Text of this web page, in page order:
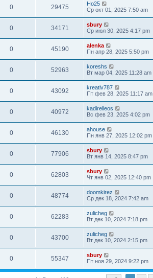
0 29475
Ho25
Ср окт 01, 2025 7:50 am
0 34171
sbury
Ср июл 30, 2025 4:17 pm
0 45190
alenka
Пн апр 28, 2025 5:50 pm
0 52963
koreshs
Вт мар 04, 2025 11:28 am
0 43092
kreativ787
Пт фев 28, 2025 11:17 am
0 40972
kadirelleos
Вс фев 23, 2025 4:02 pm
0 46130
ahouse
Пн янв 27, 2025 12:02 pm
0 77906
sbury
Вт янв 14, 2025 8:47 pm
0 62803
sbury
Чт янв 02, 2025 12:40 pm
0 48774
doomkirez
Ср дек 18, 2024 7:42 am
0 62283
zulicheg
Вт дек 10, 2024 7:18 pm
0 43700
zulicheg
Вт дек 10, 2024 2:15 pm
0 55347
sbury
Пт ноя 29, 2024 9:22 pm